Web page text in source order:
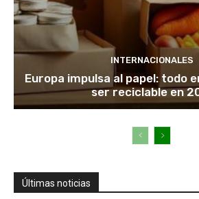
INTERNACIONALES
Europa impulsa al papel: todo
ser reciclable en
Últimas noticias